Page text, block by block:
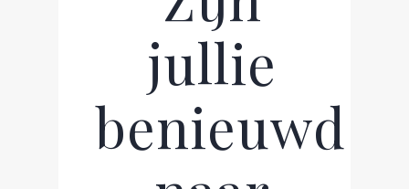
jullie
benieuwd